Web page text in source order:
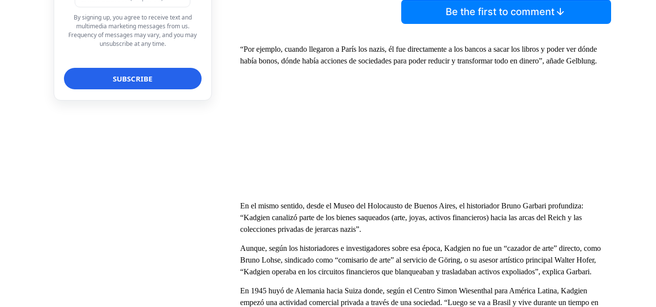
By signing up, you agree to receive text and
multimedia marketing messages from us.
Frequency of messages may vary, and you may
unsubscribe at any time.
Be the first to comment
“Por ejemplo, cuando llegaron a París los nazis, él fue directamente a los bancos a sacar los libros y poder ver dónde
había bonos, dónde había acciones de sociedades para poder reducir y transformar todo en dinero”, añade Gelblung.
En el mismo sentido, desde el Museo del Holocausto de Buenos Aires, el historiador Bruno Garbari profundiza:
“Kadgien canalizó parte de los bienes saqueados (arte, joyas, activos financieros) hacia las arcas del Reich y las
colecciones privadas de jerarcas nazis”.
Aunque, según los historiadores e investigadores sobre esa época, Kadgien no fue un “cazador de arte” directo, como
Bruno Lohse, sindicado como “comisario de arte” al servicio de Göring, o su asesor artístico principal Walter Hofer,
“Kadgien operaba en los circuitos financieros que blanqueaban y trasladaban activos expoliados”, explica Garbari.
En 1945 huyó de Alemania hacia Suiza donde, según el Centro Simon Wiesenthal para América Latina, Kadgien
empezó una actividad comercial privada a través de una sociedad. “Luego se va a Brasil y vive durante un tiempo en